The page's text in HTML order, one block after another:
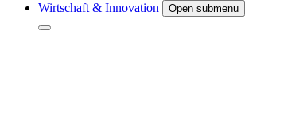
Wirtschaft & Innovation Open submenu